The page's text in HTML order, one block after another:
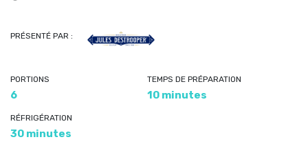
PRÉSENTÉ PAR :
PORTIONS
6
TEMPS DE PRÉPARATION
10 minutes
RÉFRIGÉRATION
30 minutes